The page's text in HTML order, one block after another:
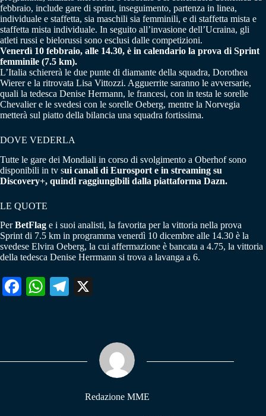
febbraio, include gare di sprint, inseguimento, partenza in linea,
individuale e staffetta, sia maschili sia femminili, e di staffetta mista e
staffetta mista individuale. In seguito all’invasione dell’Ucraina, gli
atleti russi e bielorussi sono esclusi dalle competizioni.
Venerdì 10 febbraio, alle 14.30, è in calendario la prova di Sprint
femminile (7.5 km).
L’Italia schiererà le due punte di diamante della squadra, Dorothea
Wierer e la ritrovata Lisa Vittozzi. Agguerrite saranno le avversarie,
quali la tedesca Denise Hermann, le francesi, con in testa le sorelle
Chevalier e le svedesi con le sorelle Oeberg, mentre la Norvegia
metterà sul piatto della bilancia una squadra fortissima.
DOVE VEDERLA
Tutte le gare dei Mondiali in corso di svolgimento a Oberhof sono
disponibili in tv sui canali di Eurosport e in streaming su
Discovery+, quindi raggiungibili dalla piattaforma Dazn.
LE QUOTE
PerBetFlag e i suoi analisti, la favorita per la vittoria nella prova
Sprint di 7.5 km in programma venerdì 10 dicembre alle 14.30 è la
svedese Elvira Oeberg, la cui affermazione è bancata a 4.75, la vittoria
della tedesca Denise Herrmann si trova a lavanga a 6.
Fa W
pp
Te
m
Redazione MME